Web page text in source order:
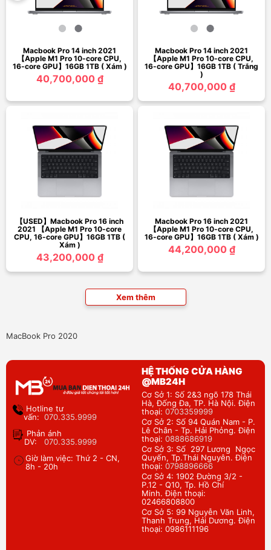
Macbook Pro 14 inch 2021
【Apple M1 Pro 10-core CPU,
16-core GPU】16GB 1TB ( Xám )
40,700,000 ₫
Macbook Pro 14 inch 2021
【Apple M1 Pro 10-core CPU,
16-core GPU】16GB 1TB ( Trắng
)
40,700,000 ₫
【USED】Macbook Pro 16 inch
2021 【Apple M1 Pro 10-core
CPU, 16-core GPU】16GB 1TB (
Xám )
43,200,000 ₫
Macbook Pro 16 inch 2021
【Apple M1 Pro 10-core CPU,
16-core GPU】16GB 1TB ( Xám )
44,200,000 ₫
Xem thêm
MacBook Pro 2020
Hotline tư
vấn: 070.335.9999
Phản ánh
DV: 070.335.9999
Giờ làm việc: Thứ 2 - CN,
8h - 20h
HỆ THỐNG CỬA HÀNG
@MB24H
Cơ Sở 1: Số 2&3 ngõ 178 Thái
Hà, Đống Đa, TP. Hà Nội. Điện
thoại: 0703359999
Cơ Sở 2: Số 94 Quán Nam - P.
Lê Chân - Tp. Hải Phỏng. Điện
thoại: 0888686919
Cơ Sở 3: Số 297 Lương Ngọc
Quyến, Tp.Thái Nguyên. Điện
thoại: 0798896666
Cơ Sở 4: 1902 Đường 3/2 -
P.12 - Q10, Tp. Hồ Chí
Minh. Điện thoại:
02466808800
Cơ Sở 5: 99 Nguyễn Văn Linh,
Thanh Trung, Hải Dương. Điện
thoại: 0986111196